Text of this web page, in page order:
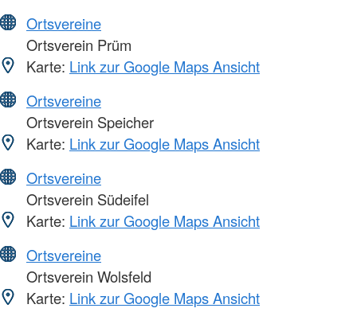
Ortsvereine
Ortsverein Prüm
Karte: Link zur Google Maps Ansicht
Ortsvereine
Ortsverein Speicher
Karte: Link zur Google Maps Ansicht
Ortsvereine
Ortsverein Südeifel
Karte: Link zur Google Maps Ansicht
Ortsvereine
Ortsverein Wolsfeld
Karte: Link zur Google Maps Ansicht